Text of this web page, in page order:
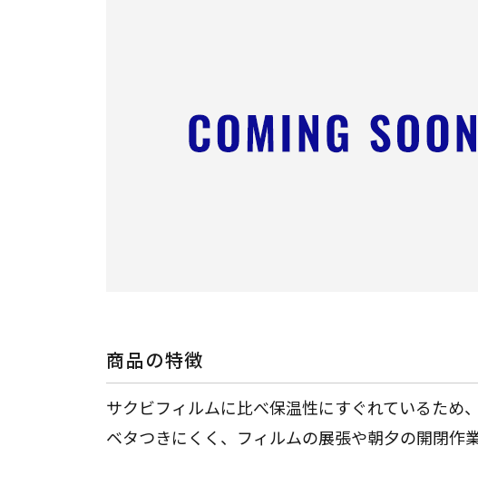
商品の特徴
サクビフィルムに比べ保温性にすぐれているため
ベタつきにくく、フィルムの展張や朝夕の開閉作